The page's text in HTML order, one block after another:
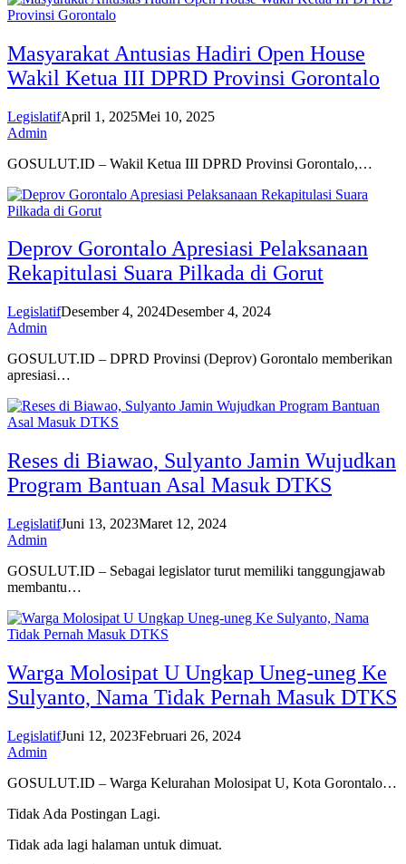
Masyarakat Antusias Hadiri Open House
Wakil Ketua III DPRD Provinsi Gorontalo
LegislatifApril 1, 2025Mei 10, 2025
Admin
GOSULUT.ID – Wakil Ketua III DPRD Provinsi Gorontalo,…
Deprov Gorontalo Apresiasi Pelaksanaan
Rekapitulasi Suara Pilkada di Gorut
LegislatifDesember 4, 2024Desember 4, 2024
Admin
GOSULUT.ID – DPRD Provinsi (Deprov) Gorontalo memberikan
apresiasi…
Reses di Biawao, Sulyanto Jamin Wujudkan
Program Bantuan Asal Masuk DTKS
LegislatifJuni 13, 2023Maret 12, 2024
Admin
GOSULUT.ID – Sebagai legislator turut memiliki tanggungjawab
membantu…
Warga Molosipat U Ungkap Uneg-uneg Ke
Sulyanto, Nama Tidak Pernah Masuk DTKS
LegislatifJuni 12, 2023Februari 26, 2024
Admin
GOSULUT.ID – Warga Kelurahan Molosipat U, Kota Gorontalo…
Tidak Ada Postingan Lagi.
Tidak ada lagi halaman untuk dimuat.